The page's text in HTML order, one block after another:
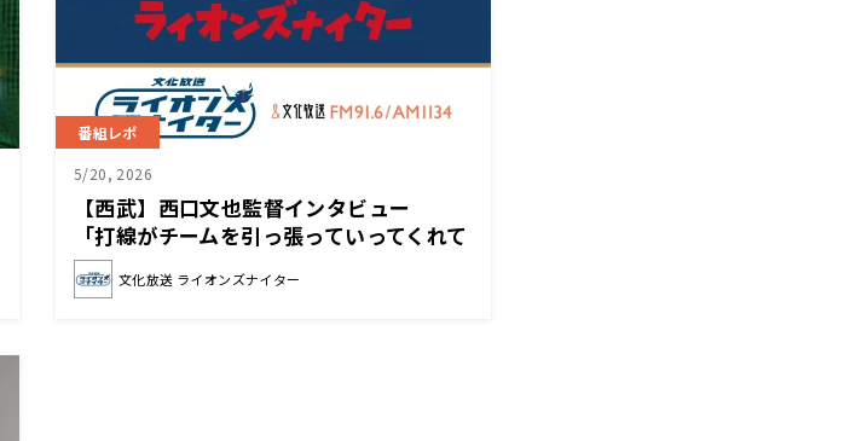
番組レポ
5/20, 2026
【西武】西口文也監督インタビュー
「打線がチームを引っ張っていってくれて
いる」
文化放送 ライオンズナイター